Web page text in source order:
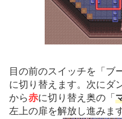
目の前のスイッチを「ブ
に切り替えます。次にダ
から赤に切り替え奥の「
左上の扉を解放し進みます